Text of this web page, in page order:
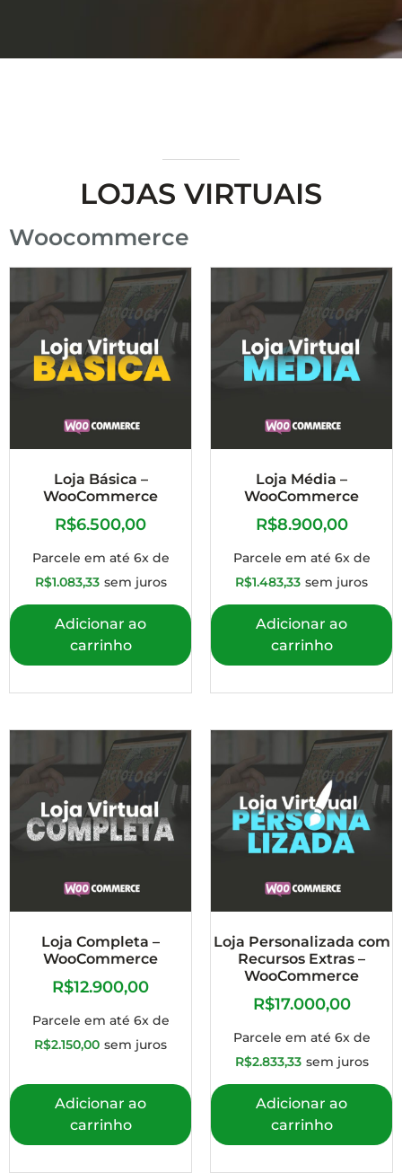
LOJAS VIRTUAIS
Woocommerce
Loja Básica –
WooCommerce
R$6.500,00
Parcele em até 6x de
R$1.083,33 sem juros
Adicionar ao
carrinho
Loja Média –
WooCommerce
R$8.900,00
Parcele em até 6x de
R$1.483,33 sem juros
Adicionar ao
carrinho
Loja Completa –
WooCommerce
R$12.900,00
Parcele em até 6x de
R$2.150,00 sem juros
Adicionar ao
carrinho
Loja Personalizada com
Recursos Extras –
WooCommerce
R$17.000,00
Parcele em até 6x de
R$2.833,33 sem juros
Adicionar ao
carrinho